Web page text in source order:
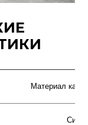
Материал